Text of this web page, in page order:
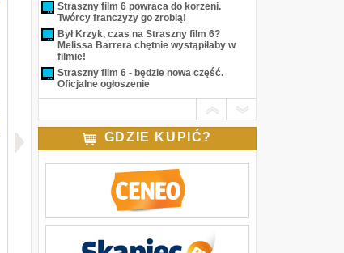
Straszny film 6 powraca do korzeni.
Twórcy franczyzy go zrobią!
Był Krzyk, czas na Straszny film 6?
Melissa Barrera chętnie wystąpiłaby w
filmie!
Straszny film 6 - będzie nowa część.
Oficjalne ogłoszenie
GDZIE KUPIĆ?